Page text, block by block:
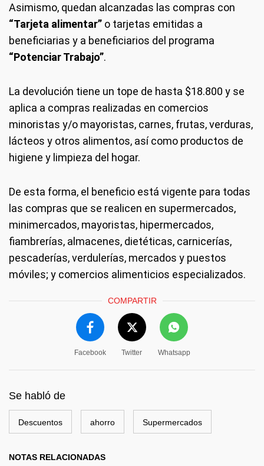
Asimismo, quedan alcanzadas las compras con
“Tarjeta alimentar” o tarjetas emitidas a
beneficiarias y a beneficiarios del programa
“Potenciar Trabajo”.
La devolución tiene un tope de hasta $18.800 y se
aplica a compras realizadas en comercios
minoristas y/o mayoristas, carnes, frutas, verduras,
lácteos y otros alimentos, así como productos de
higiene y limpieza del hogar.
De esta forma, el beneficio está vigente para todas
las compras que se realicen en supermercados,
minimercados, mayoristas, hipermercados,
fiambrerías, almacenes, dietéticas, carnicerías,
pescaderías, verdulerías, mercados y puestos
móviles; y comercios alimenticios especializados.
COMPARTIR
Facebook Twitter Whatsapp
Se habló de
Descuentos ahorro Supermercados
NOTAS RELACIONADAS